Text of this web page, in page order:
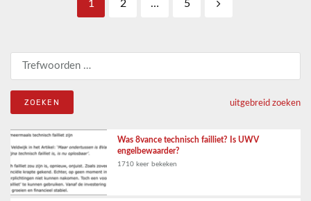
1 2 … 5
Zoeken naar:
uitgebreid zoeken
Was 8vance technisch failliet? Is UWV
engelbewaarder?
1710 keer bekeken